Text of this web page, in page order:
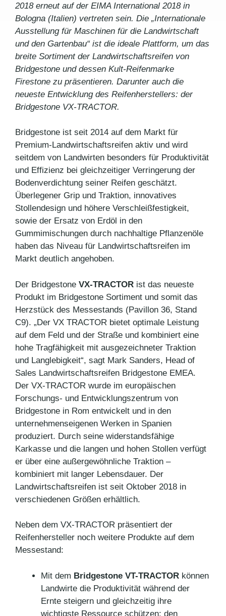
2018 erneut auf der EIMA International 2018 in
Bologna (Italien) vertreten sein. Die „Internationale
Ausstellung für Maschinen für die Landwirtschaft
und den Gartenbau“ ist die ideale Plattform, um das
breite Sortiment der Landwirtschaftsreifen von
Bridgestone und dessen Kult-Reifenmarke
Firestone zu präsentieren. Darunter auch die
neueste Entwicklung des Reifenherstellers: der
Bridgestone VX-TRACTOR.
Bridgestone ist seit 2014 auf dem Markt für
Premium-Landwirtschaftsreifen aktiv und wird
seitdem von Landwirten besonders für Produktivität
und Effizienz bei gleichzeitiger Verringerung der
Bodenverdichtung seiner Reifen geschätzt.
Überlegener Grip und Traktion, innovatives
Stollendesign und höhere Verschleißfestigkeit,
sowie der Ersatz von Erdöl in den
Gummimischungen durch nachhaltige Pflanzenöle
haben das Niveau für Landwirtschaftsreifen im
Markt deutlich angehoben.
Der Bridgestone VX-TRACTOR ist das neueste
Produkt im Bridgestone Sortiment und somit das
Herzstück des Messestands (Pavillon 36, Stand
C9). „Der VX TRACTOR bietet optimale Leistung
auf dem Feld und der Straße und kombiniert eine
hohe Tragfähigkeit mit ausgezeichneter Traktion
und Langlebigkeit“, sagt Mark Sanders, Head of
Sales Landwirtschaftsreifen Bridgestone EMEA.
Der VX-TRACTOR wurde im europäischen
Forschungs- und Entwicklungszentrum von
Bridgestone in Rom entwickelt und in den
unternehmenseigenen Werken in Spanien
produziert. Durch seine widerstandsfähige
Karkasse und die langen und hohen Stollen verfügt
er über eine außergewöhnliche Traktion –
kombiniert mit langer Lebensdauer. Der
Landwirtschaftsreifen ist seit Oktober 2018 in
verschiedenen Größen erhältlich.
Neben dem VX-TRACTOR präsentiert der
Reifenhersteller noch weitere Produkte auf dem
Messestand:
Mit dem Bridgestone VT-TRACTOR können
Landwirte die Produktivität während der
Ernte steigern und gleichzeitig ihre
wichtigste Ressource schützen: den